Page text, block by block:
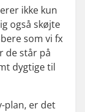
ikke kun
også skøjte
som vi fx
de står på
dygtige til
plan, er det